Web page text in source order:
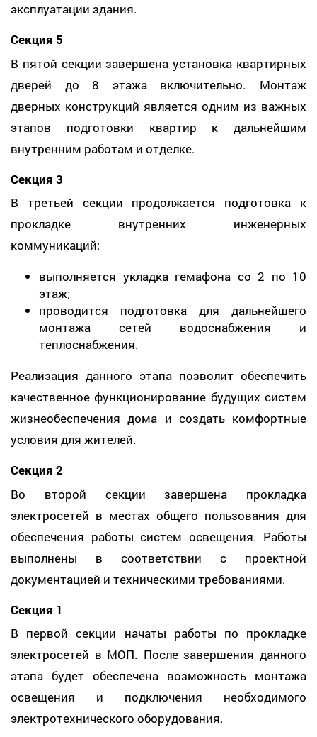
эксплуатации здания.
Секция 5
В пятой секции завершена установка квартирных
дверей до 8 этажа включительно. Монтаж
дверных конструкций является одним из важных
этапов подготовки квартир к дальнейшим
внутренним работам и отделке.
Секция 3
В третьей секции продолжается подготовка к
прокладке внутренних инженерных
коммуникаций:
выполняется укладка гемафона со 2 по 10
этаж;
проводится подготовка для дальнейшего
монтажа сетей водоснабжения и
теплоснабжения.
Реализация данного этапа позволит обеспечить
качественное функционирование будущих систем
жизнеобеспечения дома и создать комфортные
условия для жителей.
Секция 2
Во второй секции завершена прокладка
электросетей в местах общего пользования для
обеспечения работы систем освещения. Работы
выполнены в соответствии с проектной
документацией и техническими требованиями.
Секция 1
В первой секции начаты работы по прокладке
электросетей в МОП. После завершения данного
этапа будет обеспечена возможность монтажа
освещения и подключения необходимого
электротехнического оборудования.